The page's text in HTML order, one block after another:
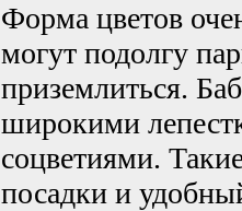
Форма цветов
могут подолгу
приземлиться.
широкими
соцветиями.
посадки и